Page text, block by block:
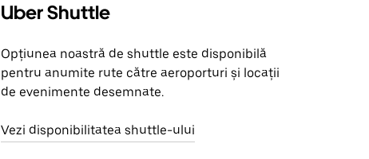
Uber Shuttle
Opțiunea noastră de shuttle este disponibilă
pentru anumite rute către aeroporturi și locații
de evenimente desemnate.
Vezi disponibilitatea shuttle-ului